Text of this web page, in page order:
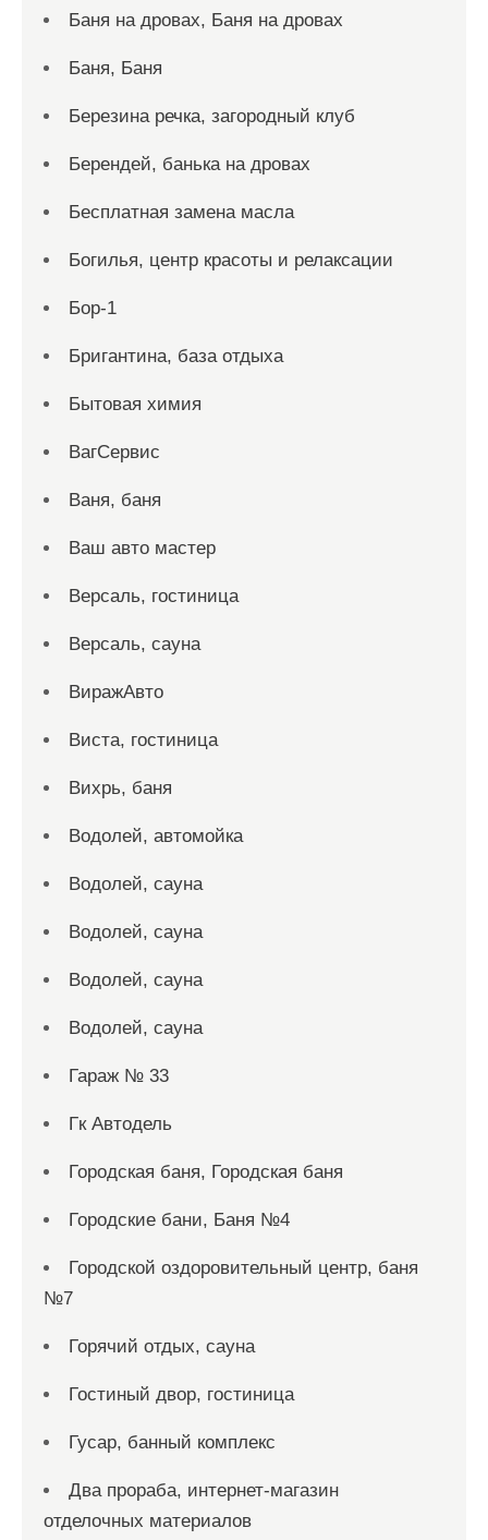
Баня на дровах, Баня на дровах
Баня, Баня
Березина речка, загородный клуб
Берендей, банька на дровах
Бесплатная замена масла
Богилья, центр красоты и релаксации
Бор-1
Бригантина, база отдыха
Бытовая химия
ВагСервис
Ваня, баня
Ваш авто мастер
Версаль, гостиница
Версаль, сауна
ВиражАвто
Виста, гостиница
Вихрь, баня
Водолей, автомойка
Водолей, сауна
Водолей, сауна
Водолей, сауна
Водолей, сауна
Гараж № 33
Гк Автодель
Городская баня, Городская баня
Городские бани, Баня №4
Городской оздоровительный центр, баня
№7
Горячий отдых, сауна
Гостиный двор, гостиница
Гусар, банный комплекс
Два прораба, интернет-магазин
отделочных материалов